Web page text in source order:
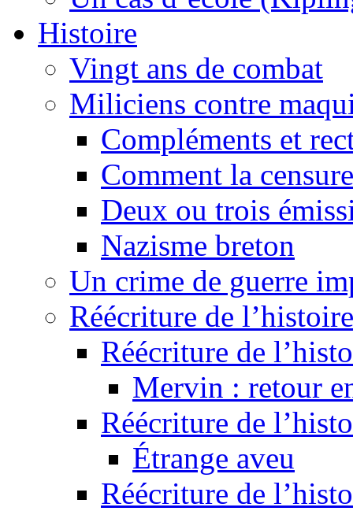
Histoire
Vingt ans de combat
Miliciens contre
Compléments et
Comment la
Deux ou trois
Nazisme breton
Un crime de guerre
Réécriture de
Réécriture de
Mervin : retour
Réécriture de
Étrange aveu
Réécriture de